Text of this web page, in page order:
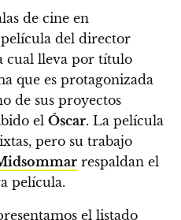
de cine en
del director
cual lleva por título
que es protagonizada
de sus proyectos
el Óscar. La película
pero su trabajo
respaldan el
película.
el listado